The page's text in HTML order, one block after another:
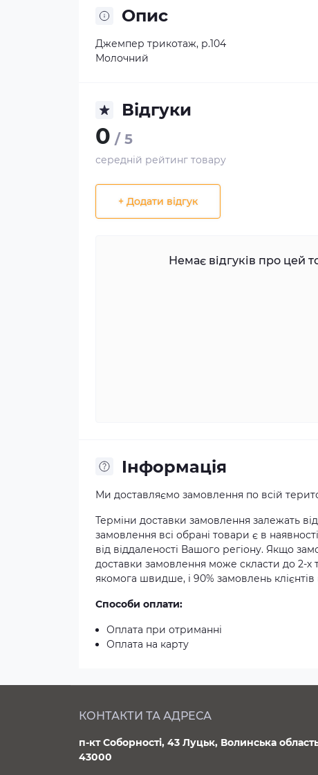
Опис
Джемпер трикотаж, р.104
Молочний
Відгуки
0 / 5
середній рейтинг товару
+ Додати відгук
Немає відгуків про цей
Iнформація
Ми доставляємо замовлення по всій
Терміни доставки замовлення залежать
замовлення всі обрані товари є в
від віддаленості Вашого регіону. Якщо
доставки замовлення може скласти до 2-х
якомога швидше, і 90% замовлень
Способи оплати:
Оплата при отриманні
Оплата на карту
КОНТАКТИ ТА АДРЕСА
п-кт Соборності, 43 Луцьк, Волинська
43000